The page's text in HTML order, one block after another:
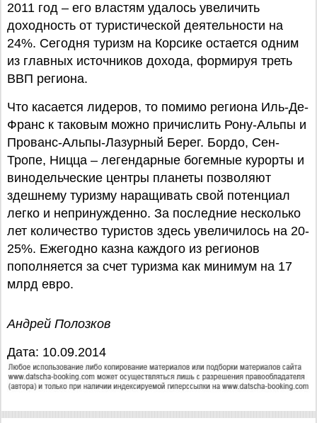
2011 год – его властям удалось увеличить
доходность от туристической деятельности на
24%. Сегодня туризм на Корсике остается одним
из главных источников дохода, формируя треть
ВВП региона.
Что касается лидеров, то помимо региона Иль-Де-
Франс к таковым можно причислить Рону-Альпы и
Прованс-Альпы-Лазурный Берег. Бордо, Сен-
Тропе, Ницца – легендарные богемные курорты и
винодельческие центры планеты позволяют
здешнему туризму наращивать свой потенциал
легко и непринужденно. За последние несколько
лет количество туристов здесь увеличилось на 20-
25%. Ежегодно казна каждого из регионов
пополняется за счет туризма как минимум на 17
млрд евро.
Андрей Полозков
Дата: 10.09.2014